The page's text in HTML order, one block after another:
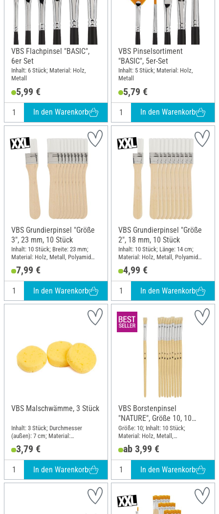
VBS Flachpinsel "BASIC",
6er Set
Inhalt: 6 Stück; Material: Holz,
Metall
5,99 €
In den Warenkorb
VBS Pinselsortiment
"BASIC", 5er-Set
Inhalt: 5 Stück; Material: Holz,
Metall
5,79 €
In den Warenkorb
VBS Grundierpinsel "Größe
3", 23 mm, 10 Stück
Inhalt: 10 Stück; Breite: 23 mm;
Material: Holz, Metall, Polyamid
(PA)
7,99 €
In den Warenkorb
VBS Grundierpinsel "Größe
2", 18 mm, 10 Stück
Inhalt: 10 Stück; Länge: 14 cm;
Material: Holz, Metall, Polyamid
(PA)
4,99 €
In den Warenkorb
VBS Malschwämme, 3 Stück
Inhalt: 3 Stück; Durchmesser
(außen): 7 cm; Material:
Polyurethane (PU)
3,79 €
In den Warenkorb
VBS Borstenpinsel
"NATURE", Größe 10, 10
Stück
Größe: 10; Inhalt: 10 Stück;
Material: Holz, Metall,
Naturmaterial
ab 3,99 €
In den Warenkorb